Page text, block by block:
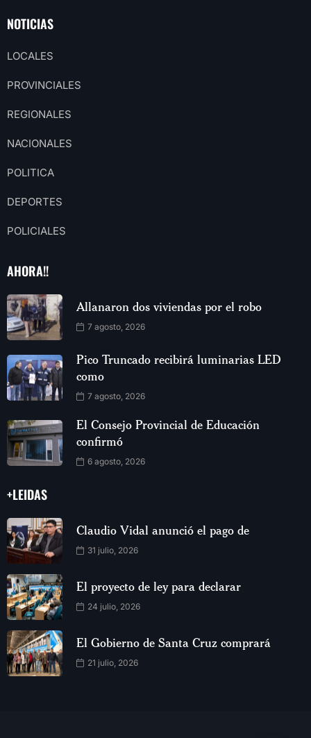
NOTICIAS
LOCALES
PROVINCIALES
REGIONALES
NACIONALES
POLITICA
DEPORTES
POLICIALES
AHORA!!
Allanaron dos viviendas por el robo
7 agosto, 2026
Pico Truncado recibirá luminarias LED
como
7 agosto, 2026
El Consejo Provincial de Educación
confirmó
6 agosto, 2026
+LEIDAS
Claudio Vidal anunció el pago de
31 julio, 2026
El proyecto de ley para declarar
24 julio, 2026
El Gobierno de Santa Cruz comprará
21 julio, 2026